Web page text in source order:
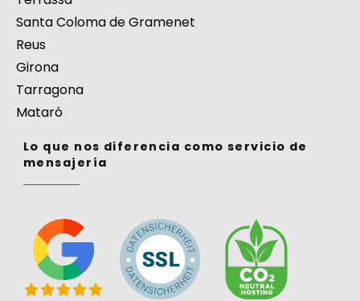
Santa Coloma de Gramenet
Reus
Girona
Tarragona
Mataró
Lo que nos diferencia como servicio de
mensajería